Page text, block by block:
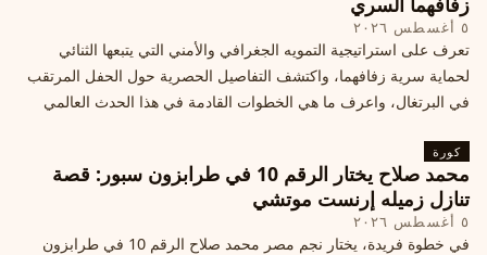
٥ أغسطس ٢٠٢٦
تعرف على استراتيجية التمويه الجغرافي والأمني التي يتبعها الثنائي
لحماية سرية زفافهما، واكتشف التفاصيل الحصرية حول الحفل المرتقب
في البرتغال، واعرف ما هي الخطوات القادمة في هذا الحدث العالمي
كورة
محمد صلاح يختار الرقم 10 في طرابزون سبور: قصة
تنازل زميله إرنست موتشي
٥ أغسطس ٢٠٢٦
في خطوة فريدة، يختار نجم مصر محمد صلاح الرقم 10 في طرابزون